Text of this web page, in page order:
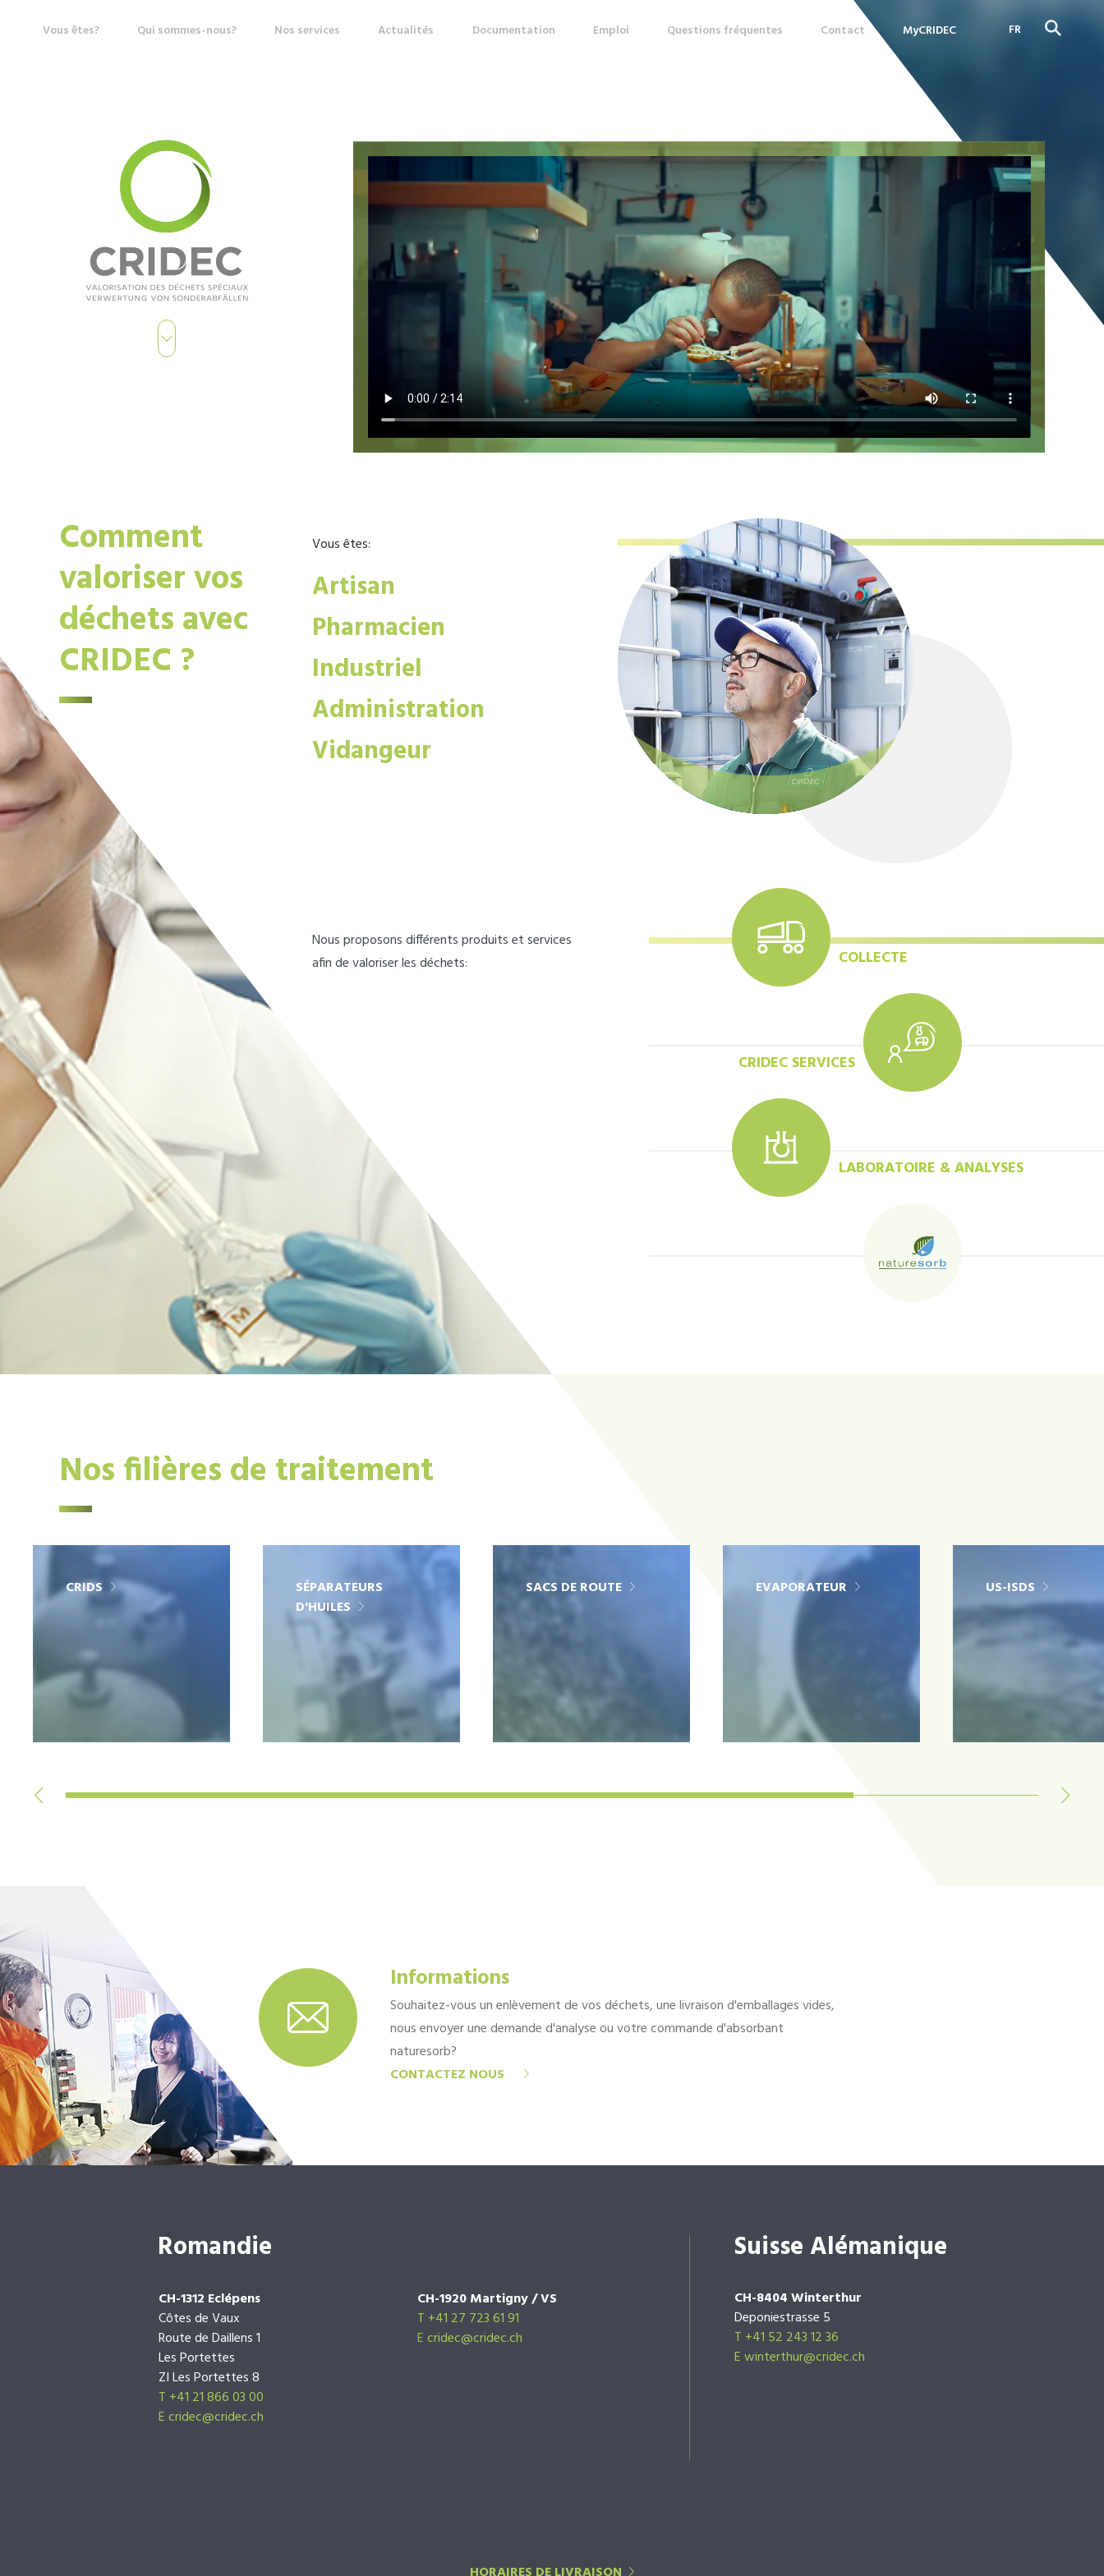
Vous êtes? Qui sommes-nous? Nos services Actualités Documentation Emploi Questions fréquentes Contact MyCRIDEC
FR
Comment
valoriser vos
déchets avec
CRIDEC ?
Vous êtes:
Artisan
Pharmacien
Industriel
Administration
Vidangeur
Nous proposons différents produits et services
afin de valoriser les déchets:
COLLECTE
CRIDEC SERVICES
LABORATOIRE & ANALYSES
Nos filières de traitement
CRIDS
SÉPARATEURS
D'HUILES
SACS DE ROUTE EVAPORATEUR US-ISDS
Informations
Souhaitez-vous un enlèvement de vos déchets, une livraison d'emballages vides,
nous envoyer une demande d'analyse ou votre commande d'absorbant
naturesorb?
CONTACTEZ NOUS
Romandie
CH-1312 Eclépens
Côtes de Vaux
Route de Daillens 1
Les Portettes
ZI Les Portettes 8
T +41 21 866 03 00
Ecridec@cridec.ch
CH-1920 Martigny / VS
T +41 27 723 61 91
Ecridec@cridec.ch
Suisse Alémanique
CH-8404 Winterthur
Deponiestrasse 5
T +41 52 243 12 36
E winterthur@cridec.ch